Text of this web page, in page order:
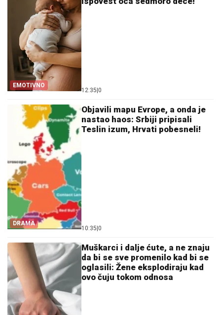
EMOTIVNO
12:35 0
DRAMA
Objavili mapu Evrope, a onda je
nastao haos: Srbiji pripisali
Teslin izum, Hrvati pobesneli!
10:35 0
Muškarci i dalje ćute, a ne znaju
da bi se sve promenilo kad bi se
oglasili: Žene eksplodiraju kad
ovo čuju tokom odnosa